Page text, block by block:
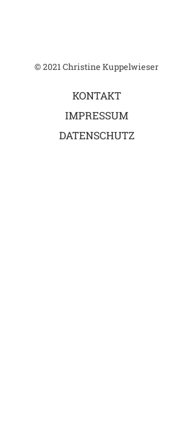
© 2021 Christine Kuppelwieser
KONTAKT
IMPRESSUM
DATENSCHUTZ